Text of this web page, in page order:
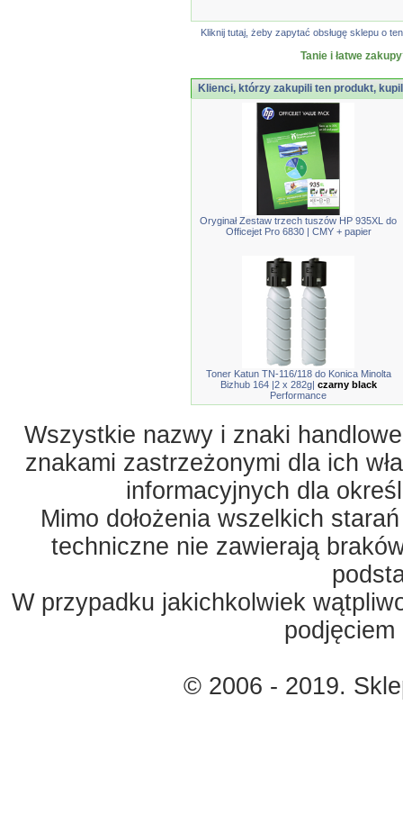
Kliknij tutaj, żeby zapytać obsługę sklepu o
Tanie i łatwe
Klienci, którzy zakupili ten produkt,
Oryginał Zestaw trzech tuszów HP 935XL do
Officejet Pro 6830 | CMY + papier
Toner Katun TN-116/118 do Konica Minolta
Bizhub 164 |2 x 282g| czarny black
Performance
Wszystkie nazwy i znaki
znakami zastrzeżonymi dla ich
informacyjnych dla
Mimo dołożenia wszelkich
techniczne nie zawierają
W przypadku jakichkolwiek
© 2006 - 2019.